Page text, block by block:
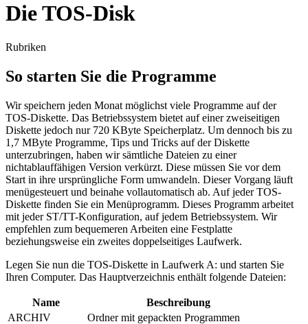
Die TOS-Disk
Rubriken
So starten Sie die Programme
Wir speichern jeden Monat möglichst viele Programme auf der
TOS-Diskette. Das Betriebssystem bietet auf einer zweiseitigen
Diskette jedoch nur 720 KByte Speicherplatz. Um dennoch bis zu
1,7 MByte Programme, Tips und Tricks auf der Diskette
unterzubringen, haben wir sämtliche Dateien zu einer
nichtablauffähigen Version verkürzt. Diese müssen Sie vor dem
Start in ihre ursprüngliche Form umwandeln. Dieser Vorgang läuft
menügesteuert und beinahe vollautomatisch ab. Auf jeder TOS-
Diskette finden Sie ein Menüprogramm. Dieses Programm arbeitet
mit jeder ST/TT-Konfiguration, auf jedem Betriebssystem. Wir
empfehlen zum bequemeren Arbeiten eine Festplatte
beziehungsweise ein zweites doppelseitiges Laufwerk.
Legen Sie nun die TOS-Diskette in Laufwerk A: und starten Sie
Ihren Computer. Das Hauptverzeichnis enthält folgende Dateien:
Name
Beschreibung
ARCHIV
Ordner mit gepackten Programmen